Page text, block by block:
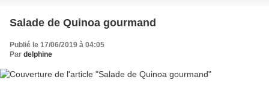
Salade de Quinoa gourmand
Publié le 17/06/2019 à 04:05
Par delphine